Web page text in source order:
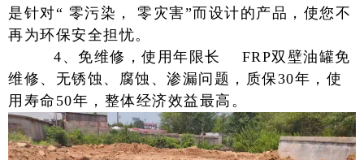
是针对“ 零污染， 零灾害”而设计的产品，使您不
再为环保安全担忧。
4、免维修，使用年限长
FRP双壁油罐免
维修、无锈蚀、腐蚀、渗漏问题，质保30年，使
用寿命50年，整体经济效益最高。